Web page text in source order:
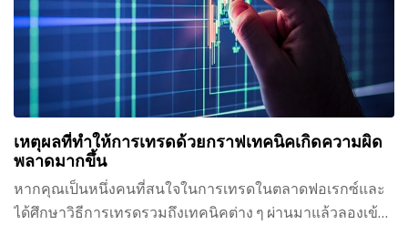
เหตุผลที่ทำให้การเทรดด้วยกราฟเทคนิคเกิดความผิด
พลาดมากขึ้น
หากคุณเป็นหนึ่งคนที่สนใจในการเทรดในตลาดฟอเรกซ์และ
ได้ศึกษาวิธีการเทรดรวมถึงเทคนิคต่าง ๆ ผ่านมาแล้วลองเข้า